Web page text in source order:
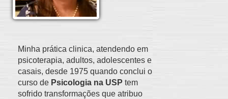
Minha prática clinica, atendendo em
psicoterapia, adultos, adolescentes e
casais, desde 1975 quando conclui o
curso de Psicologia na USP tem
sofrido transformações que atribuo